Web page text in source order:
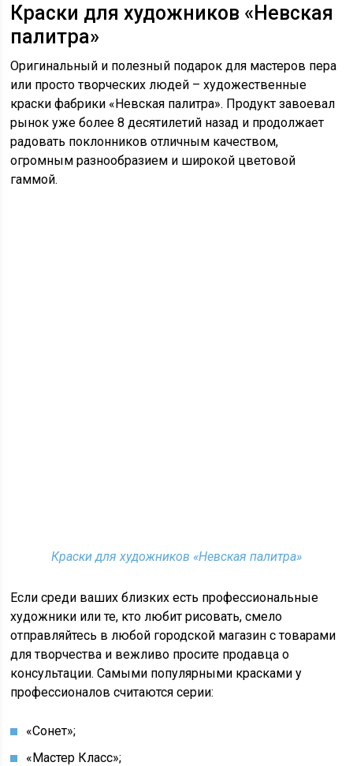
Краски для художников «Невская
палитра»
Оригинальный и полезный подарок для мастеров пера
или просто творческих людей – художественные
краски фабрики «Невская палитра». Продукт завоевал
рынок уже более 8 десятилетий назад и продолжает
радовать поклонников отличным качеством,
огромным разнообразием и широкой цветовой
гаммой.
Краски для художников «Невская палитра»
Если среди ваших близких есть профессиональные
художники или те, кто любит рисовать, смело
отправляйтесь в любой городской магазин с товарами
для творчества и вежливо просите продавца о
консультации. Самыми популярными красками у
профессионалов считаются серии:
«Сонет»;
«Мастер Класс»;